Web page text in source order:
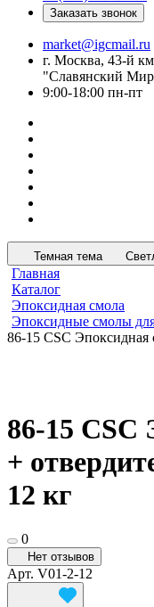
Заказать звонок
market@igcmail.ru
г. Москва, 43-й
"Славянский
9:00-18:00 пн-пт
Темная тема
Главная
Каталог
Эпоксидная смола
Эпоксидные смолы
86-15 CSC Эпоксидная
86-15 CSC
+
12 кг
0
Нет отзывов
Арт. V01-2-12